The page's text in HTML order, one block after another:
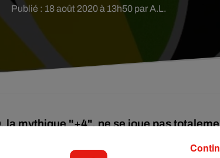
Publié : 18 août 2020 à 13h50 par A.L.
la mythique "+4", ne se joue pas
dévoiler son secret. Explications.